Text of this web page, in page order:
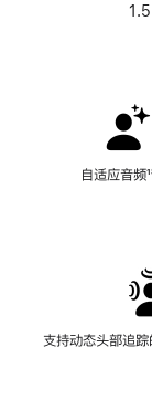
自适应音频
支持动态头部追